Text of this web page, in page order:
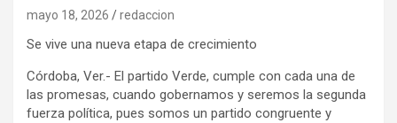
mayo 18, 2026 redaccion
Se vive una nueva etapa de crecimiento
Córdoba, Ver.- El partido Verde, cumple con cada una de
las promesas, cuando gobernamos y seremos la segunda
fuerza política, pues somos un partido congruente y